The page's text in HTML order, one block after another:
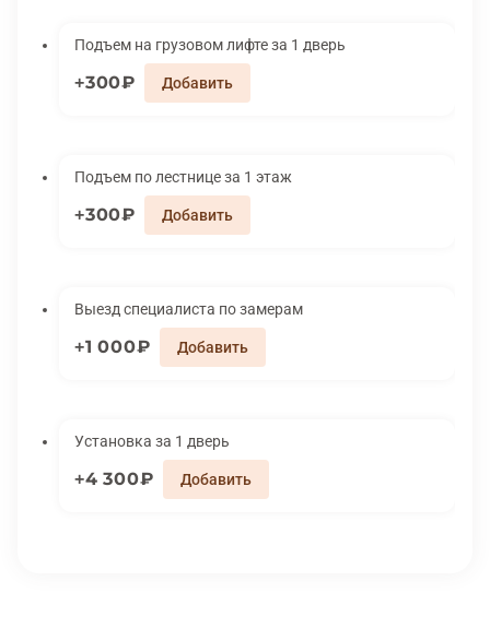
Подъем на грузовом лифте за 1 дверь
300₽
Подъем по лестнице за 1 этаж
300₽
Выезд специалиста по замерам
1 000₽
Установка за 1 дверь
4 300₽